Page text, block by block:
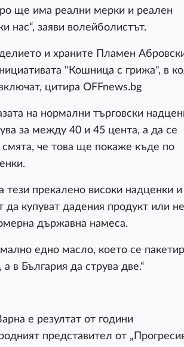
ще има реални мерки и реален
нас“, заяви волейболистът.
и храните Пламен
"Кошница с грижа", в
цитира OFFnews.bg
на нормални търговски
за между 40 и 45 цента, а да се
смята, че това ще покаже къде по
прекалено високи надценки и
купуват дадения продукт или
държавна намеса.
едно масло, което се
в България да струва две.“
е резултат от години
представител от